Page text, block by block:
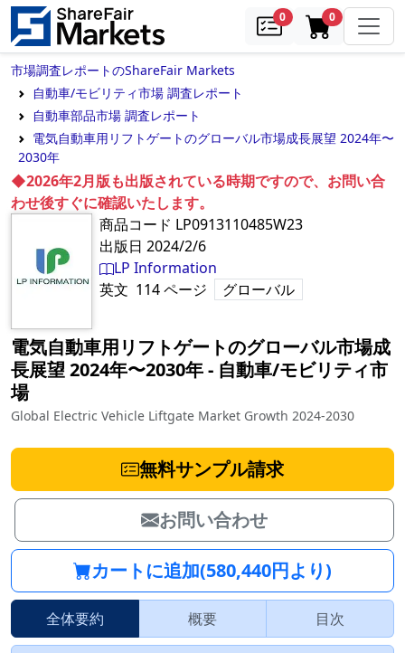
0samples0in cart
市場調査レポートのShareFair Markets
自動車/モビリティ市場 調査レポート
自動車部品市場 調査レポート
電気自動車用リフトゲートのグローバル市場成長展望 2024年〜
2030年
◆2026年2月版も出版されている時期ですので、お問い合
わせ後すぐに確認いたします。
商品コード LP0913110485W23
出版日 2024/2/6
LP Information
英文 114ページ グローバル
電気自動車用リフトゲートのグローバル市場成
長展望 2024年〜2030年‐ 自動車/モビリティ市
場
Global Electric Vehicle Liftgate Market Growth 2024-2030
無料サンプル請求
お問い合わせ
カートに追加(580,440円より)
全体要約 概要 目次